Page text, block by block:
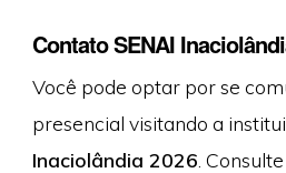
Contato SENAI
Você pode optar por se
presencial visitando a
Inaciolândia 2026 .